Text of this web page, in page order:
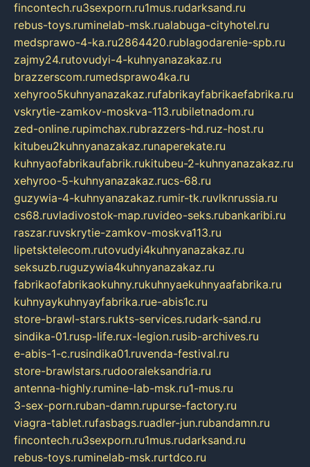
fincontech.ru3sexporn.ru1mus.rudarksand.ru
rebus-toys.ruminelab-msk.rualabuga-cityhotel.ru
medsprawo-4-ka.ru2864420.rublagodarenie-spb.ru
zajmy24.rutovudyi-4-kuhnyanazakaz.ru
brazzerscom.rumedsprawo4ka.ru
xehyroo5kuhnyanazakaz.rufabrikayfabrikaefabrika.ru
vskrytie-zamkov-moskva-113.rubiletnadom.ru
zed-online.rupimchax.rubrazzers-hd.ruz-host.ru
kitubeu2kuhnyanazakaz.runaperekate.ru
kuhnyaofabrikaufabrik.rukitubeu-2-kuhnyanazakaz.ru
xehyroo-5-kuhnyanazakaz.rucs-68.ru
guzywia-4-kuhnyanazakaz.rumir-tk.ruvlknrussia.ru
cs68.ruvladivostok-map.ruvideo-seks.rubankaribi.ru
raszar.ruvskrytie-zamkov-moskva113.ru
lipetsktelecom.rutovudyi4kuhnyanazakaz.ru
seksuzb.ruguzywia4kuhnyanazakaz.ru
fabrikaofabrikaokuhny.rukuhnyaekuhnyaafabrika.ru
kuhnyaykuhnyayfabrika.rue-abis1c.ru
store-brawl-stars.rukts-services.rudark-sand.ru
sindika-01.rusp-life.rux-legion.rusib-archives.ru
e-abis-1-c.rusindika01.ruvenda-festival.ru
store-brawlstars.rudooraleksandria.ru
antenna-highly.rumine-lab-msk.ru1-mus.ru
3-sex-porn.ruban-damn.rupurse-factory.ru
viagra-tablet.rufasbags.ruadler-jun.rubandamn.ru
fincontech.ru3sexporn.ru1mus.rudarksand.ru
rebus-toys.ruminelab-msk.rurtdco.ru